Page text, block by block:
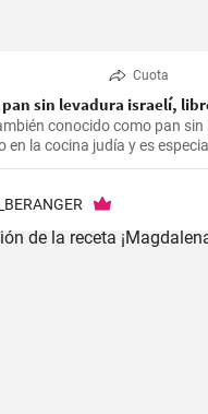
Cuota
pan sin levadura israelí,
conocido como pan sin
en la cocina judía y es
esta receta, te mostraré
de manera sencilla y